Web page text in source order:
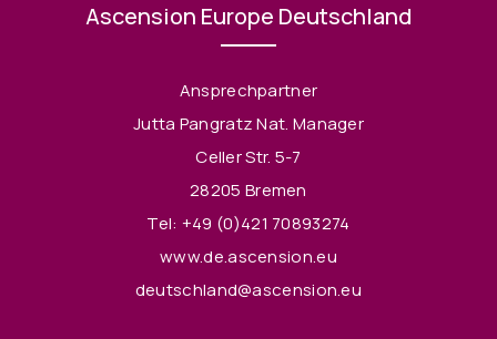
Ascension Europe Deutschland
Ansprechpartner
Jutta Pangratz Nat. Manager
Celler Str. 5-7
28205 Bremen
Tel: +49 (0)421 70893274
www.de.ascension.eu
deutschland@ascension.eu